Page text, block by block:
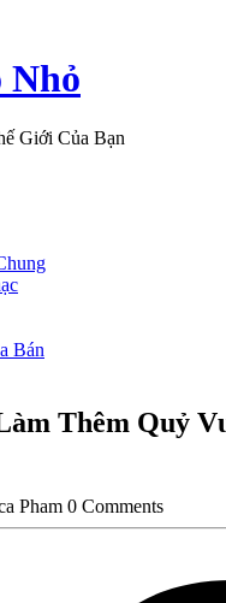
Nhỏ
Giới Của Bạn
Bán
Thêm Quỷ
Pham 0 Comments